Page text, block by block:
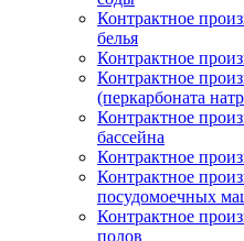
Контрактное
белья
Контрактное
Контрактное
(перкарбоната
Контрактное
бассейна
Контрактное
Контрактное
посудомоечных
Контрактное
полов